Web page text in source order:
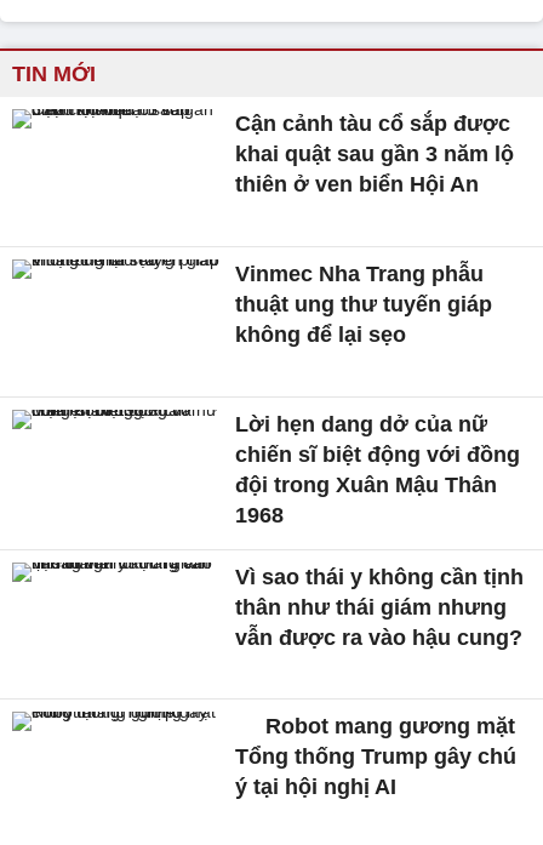
TIN MỚI
Cận cảnh tàu cổ sắp được
khai quật sau gần 3 năm lộ
thiên ở ven biển Hội An
Vinmec Nha Trang phẫu
thuật ung thư tuyến giáp
không để lại sẹo
Lời hẹn dang dở của nữ
chiến sĩ biệt động với đồng
đội trong Xuân Mậu Thân
1968
Vì sao thái y không cần tịnh
thân như thái giám nhưng
vẫn được ra vào hậu cung?
Robot mang gương mặt
Tổng thống Trump gây chú
ý tại hội nghị AI